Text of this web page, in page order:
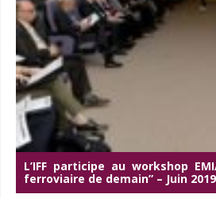
L’IFF participe au workshop
ferroviaire de demain” – Juin 2019